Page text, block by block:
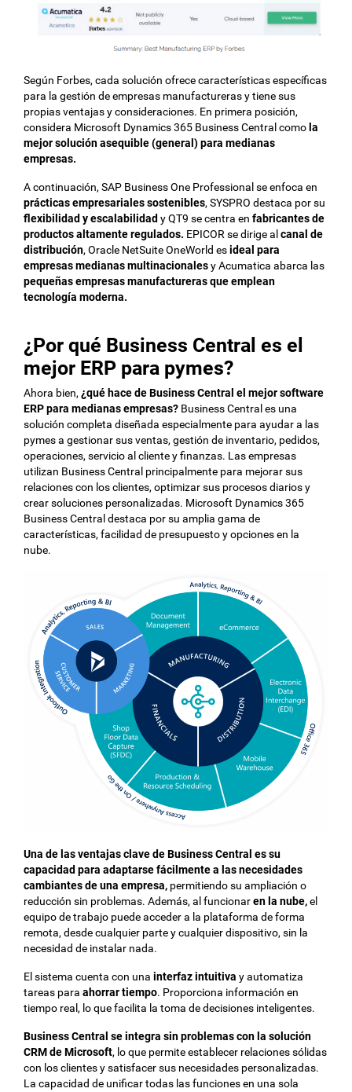
Según Forbes, cada solución ofrece características específicas
para la gestión de empresas manufactureras y tiene sus
propias ventajas y consideraciones. En primera posición,
considera Microsoft Dynamics 365 Business Central como la
mejor solución asequible (general) para medianas
empresas.
A continuación, SAP Business One Professional se enfoca en
prácticas empresariales sostenibles, SYSPRO destaca por su
flexibilidad y escalabilidad y QT9 se centra enfabricantes de
productos altamente regulados. EPICOR se dirige alcanal de
distribución, Oracle NetSuite OneWorld esideal para
empresas medianas multinacionalesy Acumatica abarca las
pequeñas empresas manufactureras que emplean
tecnología moderna.
¿Por qué Business Central es el
mejor ERP para pymes?
Ahora bien,¿qué hace de Business Central el mejor software
ERP para medianas empresas? Business Central es una
solución completa diseñada especialmente para ayudar a las
pymes a gestionar sus ventas, gestión de inventario, pedidos,
operaciones, servicio al cliente y finanzas. Las empresas
utilizan Business Central principalmente para mejorar sus
relaciones con los clientes, optimizar sus procesos diarios y
crear soluciones personalizadas. Microsoft Dynamics 365
Business Central destaca por su amplia gama de
características, facilidad de presupuesto y opciones en la
nube.
Una de las ventajas clave de Business Central es su
capacidad para adaptarse fácilmente a las necesidades
cambiantes de una empresa, permitiendo su ampliación o
reducción sin problemas. Además, al funcionaren la nube,el
equipo de trabajo puede acceder a la plataforma de forma
remota, desde cualquier parte y cualquier dispositivo, sin la
necesidad de instalar nada.
El sistema cuenta con unainterfaz intuitiva y automatiza
tareas paraahorrar tiempo. Proporciona información en
tiempo real, lo que facilita la toma de decisiones inteligentes.
Business Central se integra sin problemas con la solución
CRM de Microsoft, lo que permite establecer relaciones sólidas
con los clientes y satisfacer sus necesidades personalizadas.
La capacidad de unificar todas las funciones en una sola